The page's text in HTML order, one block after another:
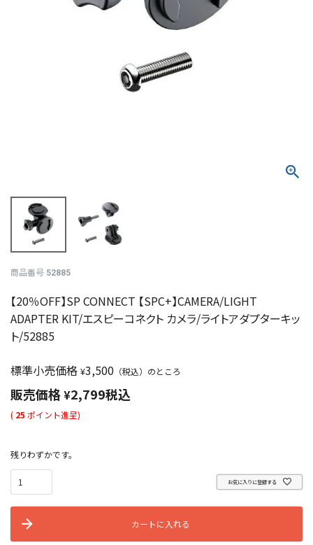
商品番号 52885
【20％OFF】SP CONNECT 【SPC+】CAMERA/LIGHT
ADAPTER KIT/エスピーコネクト カメラ/ライトアダプターキッ
ト/52885
標準小売価格 ¥3,500 （税込）のところ
販売価格¥2,799税込
( 25 ポイント進呈)
残りわずかです。
お気に入りに登録する
カートに入れる